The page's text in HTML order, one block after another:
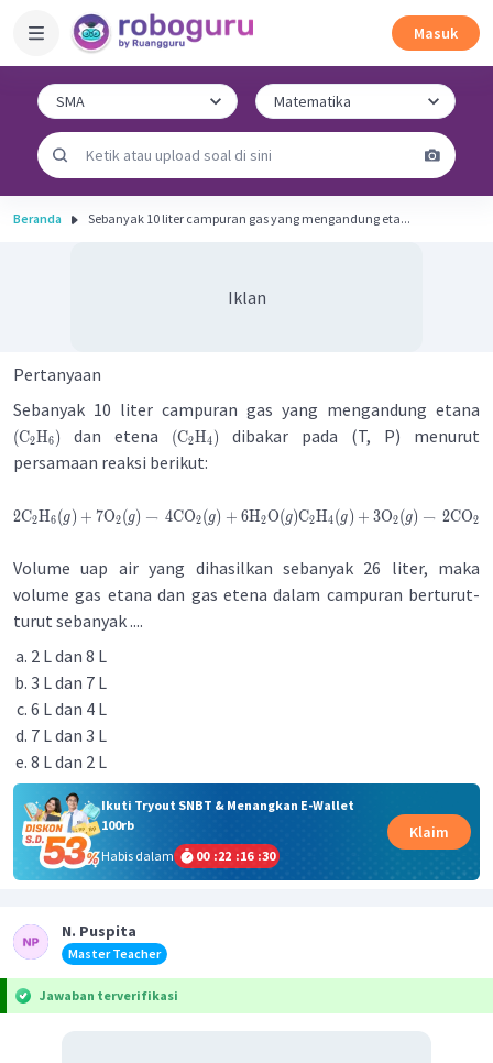
Masuk
Beranda Sebanyak 10 liter campuran gas yang mengandung eta...
Iklan
Pertanyaan
Sebanyak 10 liter campuran gas yang mengandung etana
(C2H6) dan etena (C2H4)
dibakar pada (T, P) menurut
persamaan reaksi berikut:
2C2H6(g) + 7O2(g) → 4CO2(g) + 6H2O(g)C2H4(g) + 3O2(g) → 2CO2
Volume uap air yang dihasilkan sebanyak 26 liter, maka
volume gas etana dan gas etena dalam campuran berturut-
turut sebanyak ....
2 L dan 8 L
3 L dan 7 L
6 L dan 4 L
7 L dan 3 L
8 L dan 2 L
Ikuti Tryout SNBT & Menangkan E-Wallet
100rb
Habis dalam
00 :22 :16 :30
Klaim
N. Puspita
Master Teacher
Jawaban terverifikasi